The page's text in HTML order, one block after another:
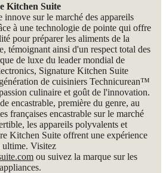
Kitchen Suite
sur le marché des appareils
à une technologie de pointe qui offre
pour préparer les aliments de la
témoignant ainsi d'un respect total des
de luxe du leader mondial de
Signature Kitchen Suite
de cuisiniers Technicurean™
culinaire et goût de l'innovation.
encastrable, première du genre, au
françaises encastrable sur le marché
les appareils polyvalents et
Kitchen Suite offrent une expérience
ultime. Visitez
ou suivez la marque sur les